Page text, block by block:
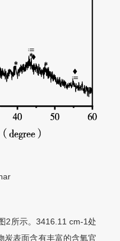
2所示。3416.11 cm-1处
炭表面含有丰富的含氧官